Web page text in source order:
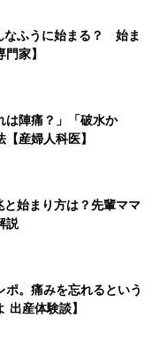
間に6回以上、感じ
の場合はあらかじめ
の６つです。
院に連絡して入
なふうに始まる？ 始ま
家】
は陣痛？」「破水か
産婦人科医】
始まり方は？先輩ママ
説
。痛みを忘れるという
出産体験談】